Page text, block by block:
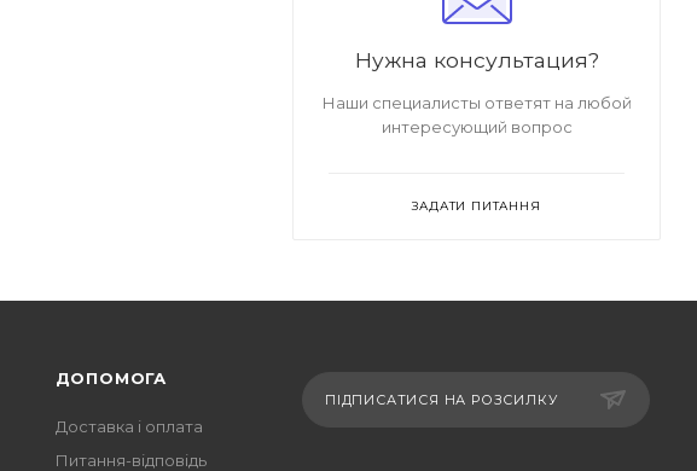
Нужна консультация?
Наши специалисты ответят на любой
интересующий вопрос
ЗАДАТИ ПИТАННЯ
ДОПОМОГА
Доставка і оплата
Питання-відповідь
ПІДПИСАТИСЯ НА РОЗСИЛКУ